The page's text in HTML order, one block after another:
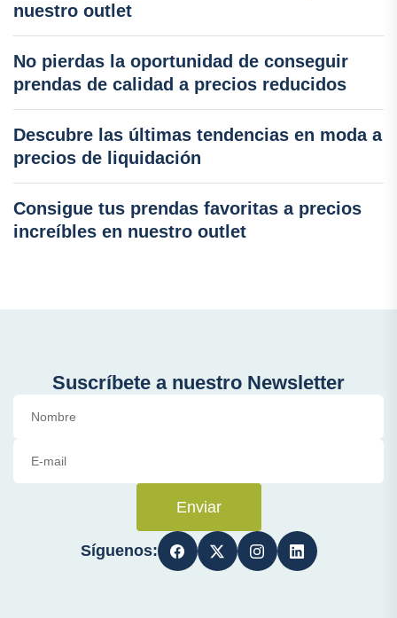
nuestro outlet
No pierdas la oportunidad de conseguir
prendas de calidad a precios reducidos
Descubre las últimas tendencias en moda a
precios de liquidación
Consigue tus prendas favoritas a precios
increíbles en nuestro outlet
Suscríbete a nuestro Newsletter
Enviar
Síguenos: